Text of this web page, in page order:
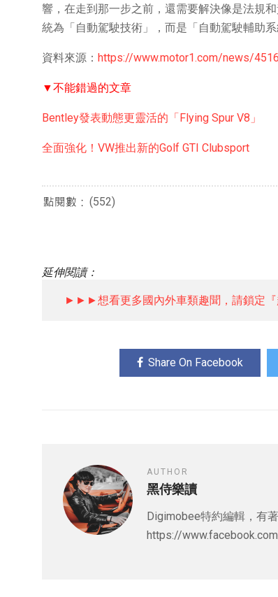
響，在走到那一步之前，還需要解決像是法規
統為「自動駕駛技術」，而是「自動駕駛輔助系
資料來源： https://www.motor1.com/news/
▼不能錯過的文章
Bentley發表動態更靈活的「Flying Spur V8」
全面強化！VW推出新的Golf GTI Clubsport
(552)
延伸閱讀：
►►►想看更多國內外車類趣聞，請鎖定『
Share On Facebook
AUTHOR
黑侍樂讀
Digimobee特約編輯，有
https://